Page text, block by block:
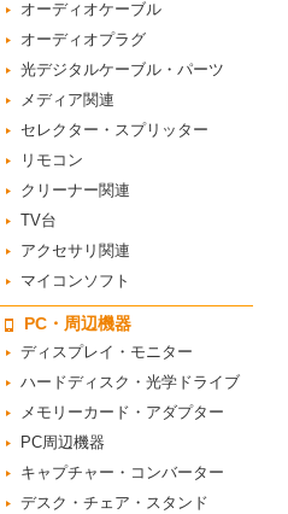
オーディオケーブル
オーディオプラグ
光デジタルケーブル・パーツ
メディア関連
セレクター・スプリッター
リモコン
クリーナー関連
TV台
アクセサリ関連
マイコンソフト
PC・周辺機器
ディスプレイ・モニター
ハードディスク・光学ドライブ
メモリーカード・アダプター
PC周辺機器
キャプチャー・コンバーター
デスク・チェア・スタンド